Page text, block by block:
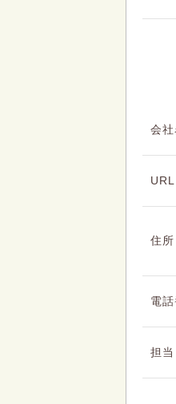
会社
URL
住所
電
担当